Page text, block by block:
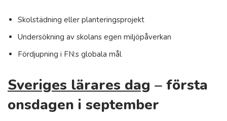
Skolstädning eller planteringsprojekt
Undersökning av skolans egen miljöpåverkan
Fördjupning i FN:s globala mål
Sveriges lärares dag – första
onsdagen i september